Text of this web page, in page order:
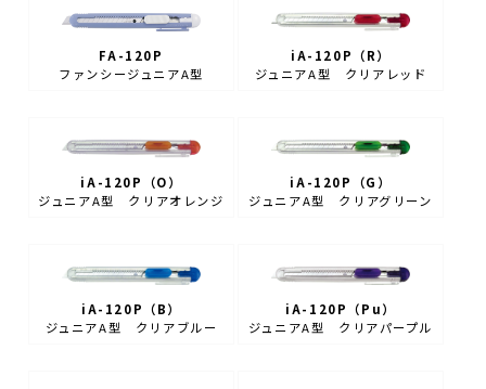
FA-120P
ファンシージュニアA型
iA-120P（R）
ジュニアA型 クリアレッド
iA-120P（O）
ジュニアA型 クリアオレンジ
iA-120P（G）
ジュニアA型 クリアグリーン
iA-120P（B）
ジュニアA型 クリアブルー
iA-120P（Pu）
ジュニアA型 クリアパープル